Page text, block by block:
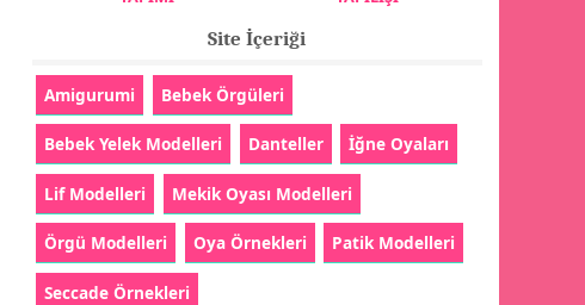
Site İçeriği
Amigurumi Bebek Örgüleri
Bebek Yelek Modelleri Danteller İğne Oyaları
Lif Modelleri Mekik Oyası Modelleri
Örgü Modelleri Oya Örnekleri Patik Modelleri
Seccade Örnekleri